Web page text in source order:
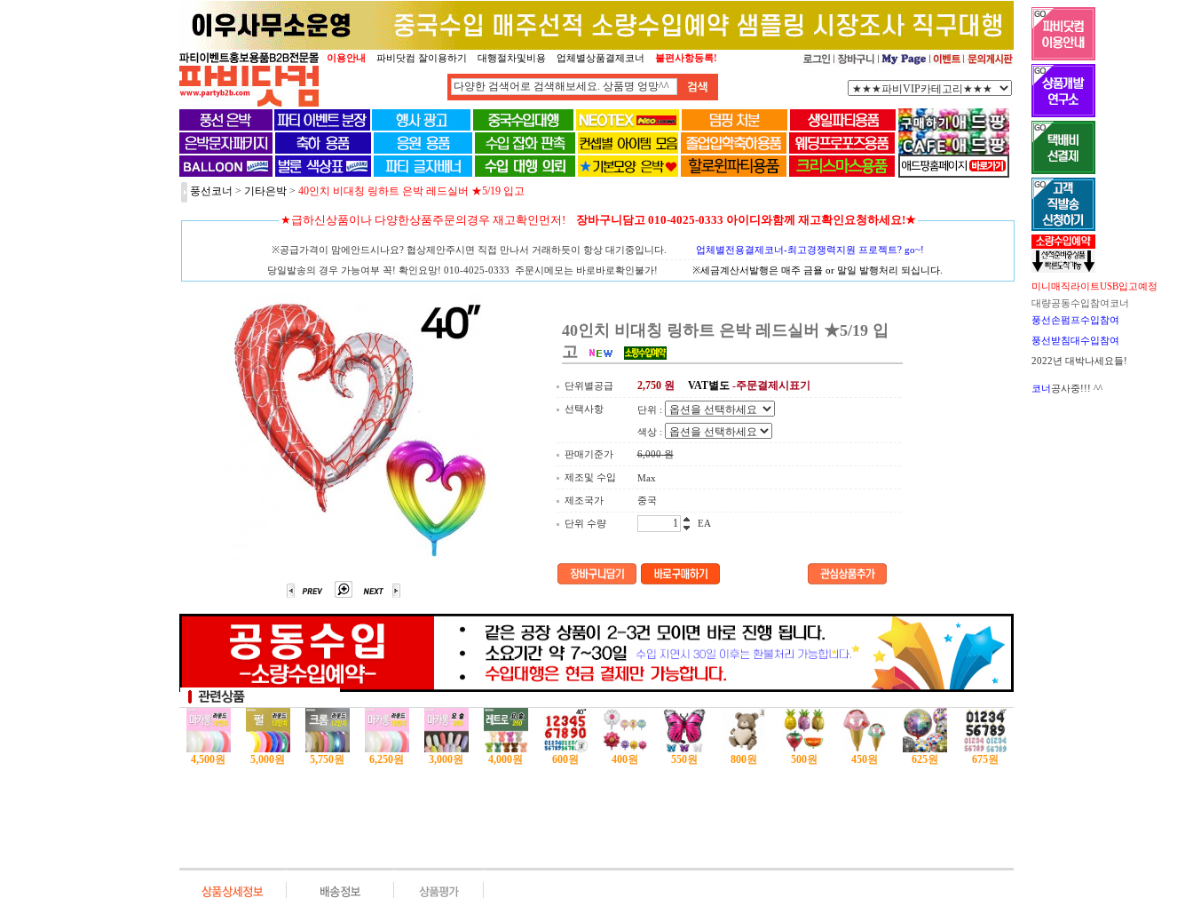
이용안내 파비닷컴 잘이용하기 대행절차및비용 업체별상품결제코너 불편사항등록!
풍선코너 > 기타은박 > 40인치 비대칭 링하트 은박 레드실버 ★5/19 입고
★급하신상품이나 다양한상품주문의경우 재고확인먼저! 장바구니담고 010-4025-0333 아이디와함께 재고확인요청하세요!★
※공급가격이 맘에안드시나요? 협상제안주시면 직접 만나서 거래하듯이 항상 대기중입니다. 업체별전용결제코너-최고경쟁력지원 프로젝트? go~!
당일발송의 경우 가능여부 꼭! 확인요망! 010-4025-0333 주문시메모는 바로바로확인불가! ※세금계산서발행은 매주 금욜 or 말일 발행처리 되십니다.
40인치 비대칭 링하트 은박 레드실버 ★5/19 입
고
단위별공급 2,750원 VAT별도-주문결제시표기
선택사항 단위 :
색상 :
판매기준가 6,000원
제조및 수입 Max
제조국가 중국
단위 수량 EA
4,500원 5,000원 5,750원 6,250원 3,000원 4,000원 600원 400원 550원 800원 500원 450원 625원 675원
미니매직라이트USB입고예정
대량공동수입참여코너
풍선손펌프수입참여
풍선받침대수입참여
2022년 대박나세요들!
코너공사중!!! ^^